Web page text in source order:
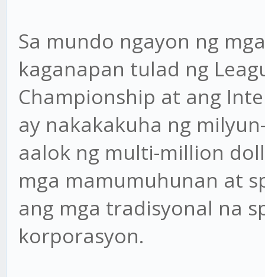
Sa mundo ngayon ng
kaganapan tulad ng
Championship at ang
ay nakakakuha ng
aalok ng multi-million
mga mamumuhunan at
ang mga tradisyonal na
korporasyon.